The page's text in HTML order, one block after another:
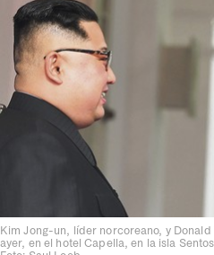
Kim Jong-un, líder norcoreano, y
ayer, en el hotel Capella, en la isla